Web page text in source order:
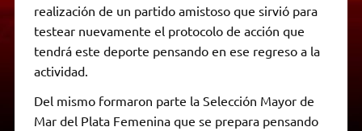
realización de un partido amistoso que sirvió para
testear nuevamente el protocolo de acción que
tendrá este deporte pensando en ese regreso a la
actividad.
Del mismo formaron parte la Selección Mayor de
Mar del Plata Femenina que se prepara pensando